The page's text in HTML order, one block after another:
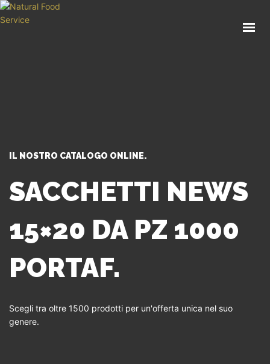
IL NOSTRO CATALOGO ONLINE.
SACCHETTI NEWS
15×20 DA PZ 1000
PORTAF.
Scegli tra oltre 1500 prodotti per un'offerta unica nel suo
genere.